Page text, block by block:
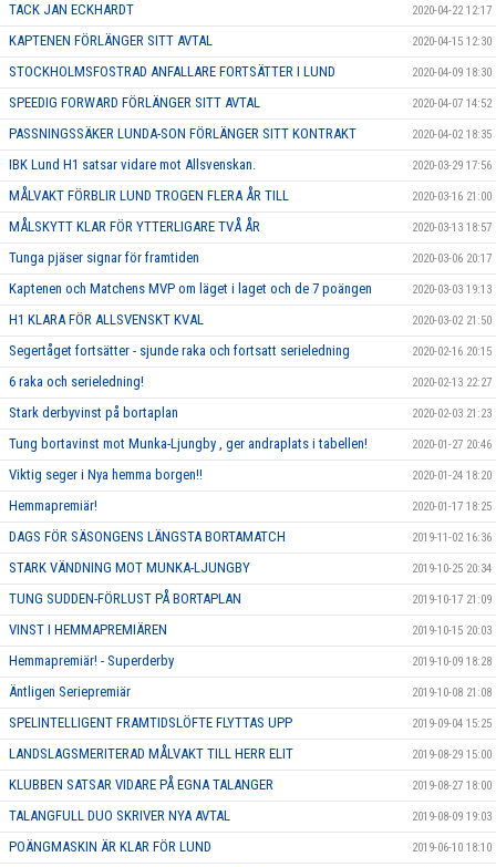
TACK JAN ECKHARDT 2020-04-22 12:17
KAPTENEN FÖRLÄNGER SITT AVTAL 2020-04-15 12:30
STOCKHOLMSFOSTRAD ANFALLARE FORTSÄTTER I LUND 2020-04-09 18:30
SPEEDIG FORWARD FÖRLÄNGER SITT AVTAL 2020-04-07 14:52
PASSNINGSSÄKER LUNDA-SON FÖRLÄNGER SITT KONTRAKT 2020-04-02 18:35
IBK Lund H1 satsar vidare mot Allsvenskan. 2020-03-29 17:56
MÅLVAKT FÖRBLIR LUND TROGEN FLERA ÅR TILL 2020-03-16 21:00
MÅLSKYTT KLAR FÖR YTTERLIGARE TVÅ ÅR 2020-03-13 18:57
Tunga pjäser signar för framtiden 2020-03-06 20:17
Kaptenen och Matchens MVP om läget i laget och de 7 poängen 2020-03-03 19:13
H1 KLARA FÖR ALLSVENSKT KVAL 2020-03-02 21:50
Segertåget fortsätter - sjunde raka och fortsatt serieledning 2020-02-16 20:15
6 raka och serieledning! 2020-02-13 22:27
Stark derbyvinst på bortaplan 2020-02-03 21:23
Tung bortavinst mot Munka-Ljungby , ger andraplats i tabellen! 2020-01-27 20:46
Viktig seger i Nya hemma borgen!! 2020-01-24 18:20
Hemmapremiär! 2020-01-17 18:25
DAGS FÖR SÄSONGENS LÄNGSTA BORTAMATCH 2019-11-02 16:36
STARK VÄNDNING MOT MUNKA-LJUNGBY 2019-10-25 20:34
TUNG SUDDEN-FÖRLUST PÅ BORTAPLAN 2019-10-17 21:09
VINST I HEMMAPREMIÄREN 2019-10-15 20:03
Hemmapremiär! - Superderby 2019-10-09 18:28
Äntligen Seriepremiär 2019-10-08 21:08
SPELINTELLIGENT FRAMTIDSLÖFTE FLYTTAS UPP 2019-09-04 15:25
LANDSLAGSMERITERAD MÅLVAKT TILL HERR ELIT 2019-08-29 15:00
KLUBBEN SATSAR VIDARE PÅ EGNA TALANGER 2019-08-27 18:00
TALANGFULL DUO SKRIVER NYA AVTAL 2019-08-09 19:03
POÄNGMASKIN ÄR KLAR FÖR LUND 2019-06-10 18:10